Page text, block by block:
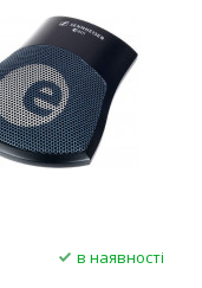
в наявності